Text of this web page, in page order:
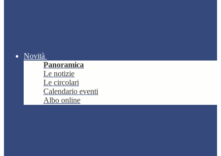
Novità
Panoramica
Le notizie
Le circolari
Calendario eventi
Albo online